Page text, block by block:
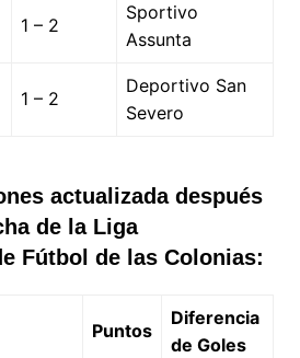
1 – 2
Sportivo
Assunta
1 – 2
Deportivo San
Severo
actualizada después
de la Liga
Fútbol de las Colonias:
Puntos
Diferencia
de Goles